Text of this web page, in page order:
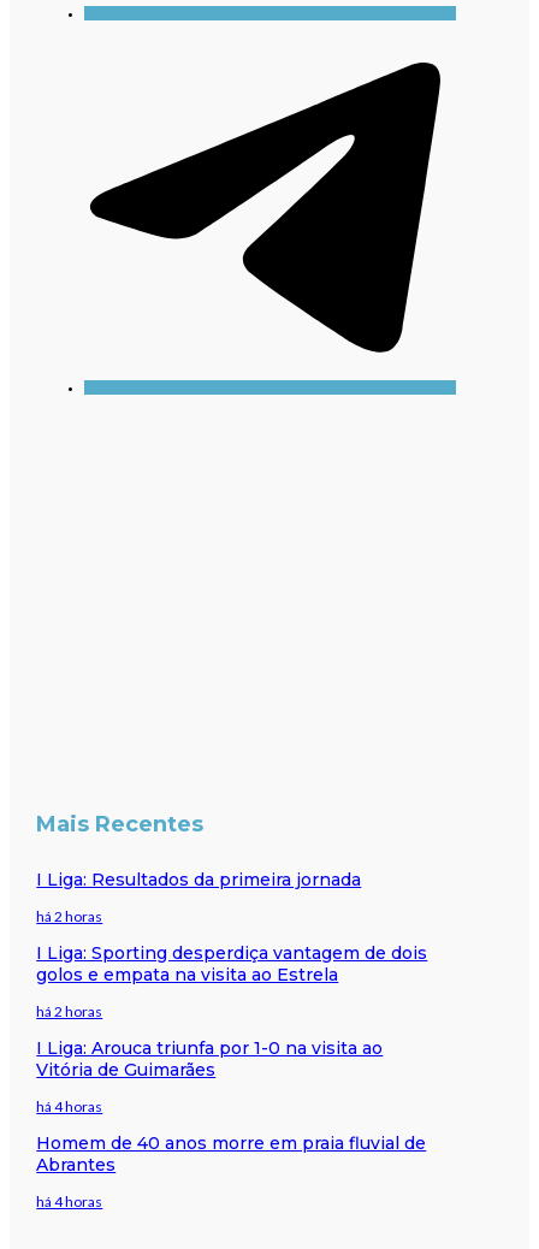
Mais Recentes
I Liga: Resultados da primeira jornada
há 2 horas
I Liga: Sporting desperdiça vantagem de dois
golos e empata na visita ao Estrela
há 2 horas
I Liga: Arouca triunfa por 1-0 na visita ao
Vitória de Guimarães
há 4 horas
Homem de 40 anos morre em praia fluvial de
Abrantes
há 4 horas